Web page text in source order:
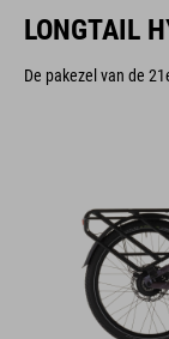
LONGTAIL
De pakezel van de